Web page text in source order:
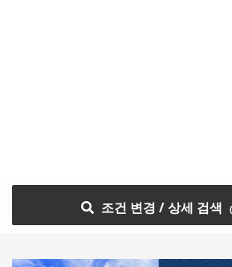
조건 변경 / 상세 검색